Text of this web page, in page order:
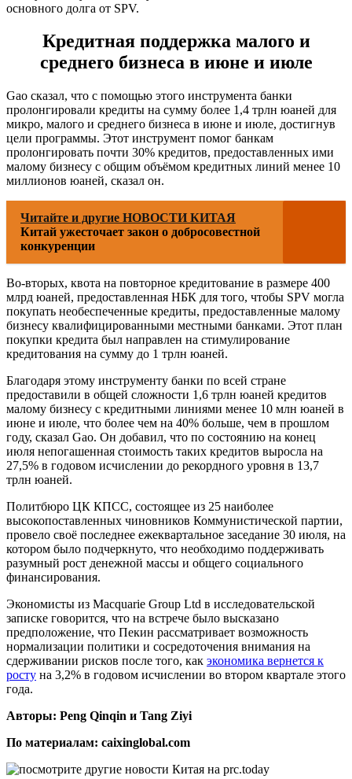
основного долга от SPV.
Кредитная поддержка малого и
среднего бизнеса в июне и июле
Gao сказал, что с помощью этого инструмента банки
пролонгировали кредиты на сумму более 1,4 трлн юаней для
микро, малого и среднего бизнеса в июне и июле, достигнув
цели программы. Этот инструмент помог банкам
пролонгировать почти 30% кредитов, предоставленных ими
малому бизнесу с общим объёмом кредитных линий менее 10
миллионов юаней, сказал он.
Читайте и другие НОВОСТИ КИТАЯ
Китай ужесточает закон о добросовестной
конкуренции
Во-вторых, квота на повторное кредитование в размере 400
млрд юаней, предоставленная НБК для того, чтобы SPV могла
покупать необеспеченные кредиты, предоставленные малому
бизнесу квалифицированными местными банками. Этот план
покупки кредита был направлен на стимулирование
кредитования на сумму до 1 трлн юаней.
Благодаря этому инструменту банки по всей стране
предоставили в общей сложности 1,6 трлн юаней кредитов
малому бизнесу с кредитными линиями менее 10 млн юаней в
июне и июле, что более чем на 40% больше, чем в прошлом
году, сказал Gao. Он добавил, что по состоянию на конец
июля непогашенная стоимость таких кредитов выросла на
27,5% в годовом исчислении до рекордного уровня в 13,7
трлн юаней.
Политбюро ЦК КПСС, состоящее из 25 наиболее
высокопоставленных чиновников Коммунистической партии,
провело своё последнее ежеквартальное заседание 30 июля, на
котором было подчеркнуто, что необходимо поддерживать
разумный рост денежной массы и общего социального
финансирования.
Экономисты из Macquarie Group Ltd в исследовательской
записке говорится, что на встрече было высказано
предположение, что Пекин рассматривает возможность
нормализации политики и сосредоточения внимания на
сдерживании рисков после того, как экономика вернется к
росту на 3,2% в годовом исчислении во втором квартале этого
года.
Авторы: Peng Qinqin и Tang Ziyi
По материалам: caixinglobal.com